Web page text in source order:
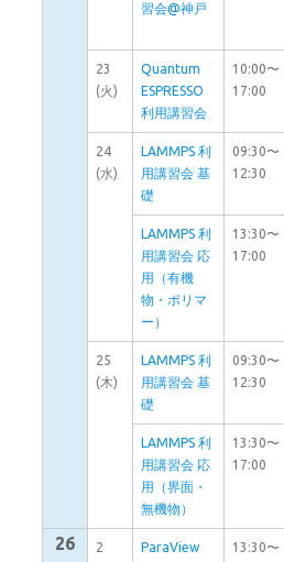
習会@神戸
23
(火)
Quantum
ESPRESSO
利用講習会
10:00〜
17:00
24
(水)
LAMMPS 利
用講習会 基
礎
09:30〜
12:30
LAMMPS 利
用講習会 応
用（有機
物・ポリマ
ー）
13:30〜
17:00
25
(木)
LAMMPS 利
用講習会 基
礎
09:30〜
12:30
LAMMPS 利
用講習会 応
用（界面・
無機物）
13:30〜
17:00
26 2 ParaView 13:30〜